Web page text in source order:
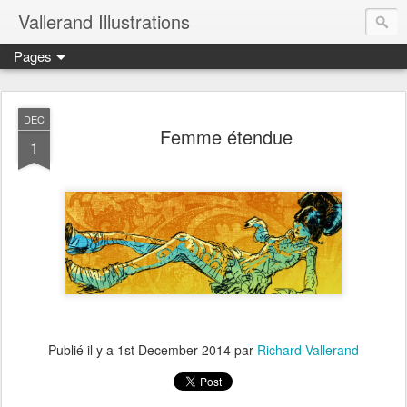
Vallerand Illustrations
Pages
DEC
1 Femme étendue
Publié il y a 1st December 2014 par Richard Vallerand